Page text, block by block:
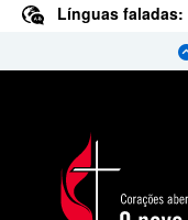
Línguas faladas: